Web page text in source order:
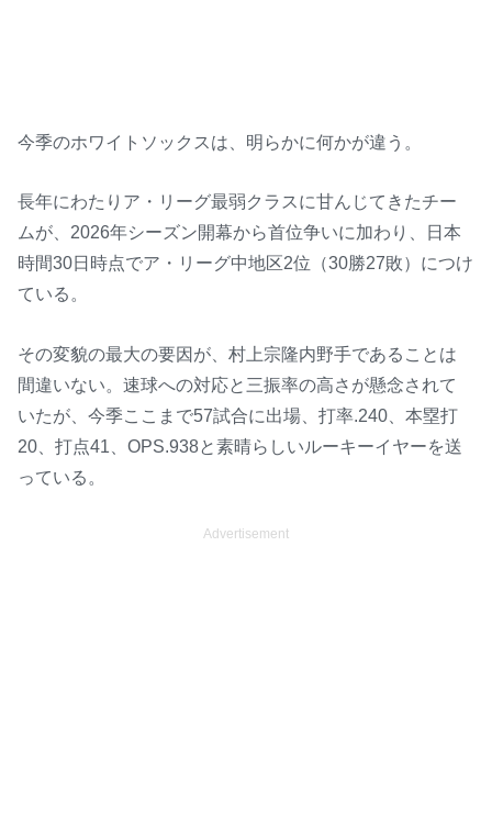
今季のホワイトソックスは、明らかに何かが違う。
長年にわたりア・リーグ最弱クラスに甘んじてきたチー
ムが、2026年シーズン開幕から首位争いに加わり、日本
時間30日時点でア・リーグ中地区2位（30勝27敗）につけ
ている。
その変貌の最大の要因が、村上宗隆内野手であることは
間違いない。速球への対応と三振率の高さが懸念されて
いたが、今季ここまで57試合に出場、打率.240、本塁打
20、打点41、OPS.938と素晴らしいルーキーイヤーを送
っている。
Advertisement